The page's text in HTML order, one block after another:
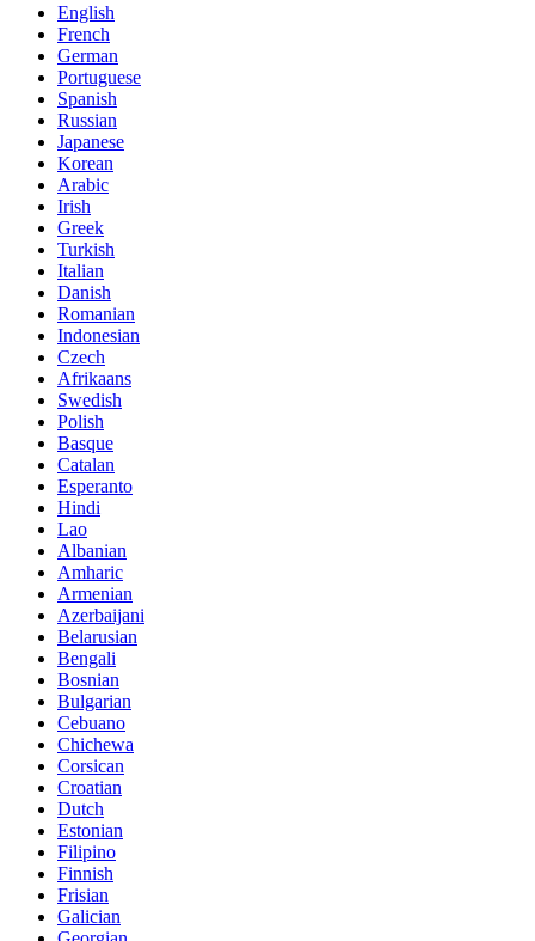
English
French
German
Portuguese
Spanish
Russian
Japanese
Korean
Arabic
Irish
Greek
Turkish
Italian
Danish
Romanian
Indonesian
Czech
Afrikaans
Swedish
Polish
Basque
Catalan
Esperanto
Hindi
Lao
Albanian
Amharic
Armenian
Azerbaijani
Belarusian
Bengali
Bosnian
Bulgarian
Cebuano
Chichewa
Corsican
Croatian
Dutch
Estonian
Filipino
Finnish
Frisian
Galician